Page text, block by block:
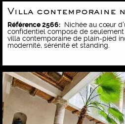
Référence 2566: Nichée au cœur
confidentiel composé de
villa contemporaine de plain-pied
modernité, sérénité et standing.